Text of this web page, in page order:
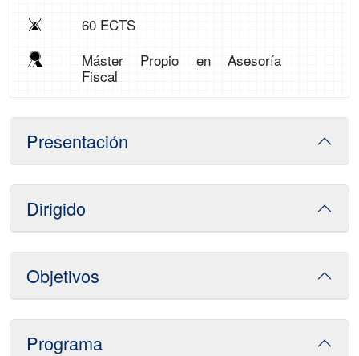
60 ECTS
Máster Propio en Asesoría
Fiscal
Presentación
Dirigido
Objetivos
Programa